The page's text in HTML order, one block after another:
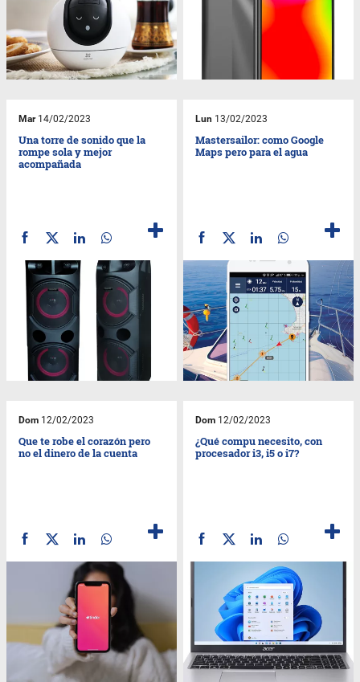
Mar14/02/2023
Una torre de sonido que la
rompe sola y mejor
acompañada
Lun 13/02/2023
Mastersailor: como Google
Maps pero para el agua
Dom 12/02/2023
Que te robe el corazón pero
no el dinero de la cuenta
Dom 12/02/2023
¿Qué compu necesito, con
procesador i3, i5 o i7?